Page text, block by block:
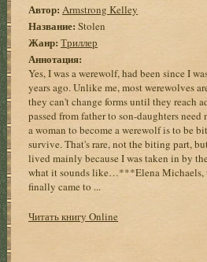
Автор: Armstrong Kelley
Название: Stolen
Жанр: Триллер
Аннотация:
Yes, I was a werewolf, had been since I
years ago. Unlike me, most werewolves
they can't change forms until they reach
passed from father to son-daughters
a woman to become a werewolf is to be
survive. That's rare, not the biting part,
lived mainly because I was taken in by
what it sounds like…***Elena Michaels,
finally came to ...
Читать книгу Online